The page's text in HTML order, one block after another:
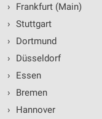
›
Frankfurt (Main)
› Stuttgart
›
Dortmund
›
Düsseldorf
›
Essen
›
Bremen
›
Hannover